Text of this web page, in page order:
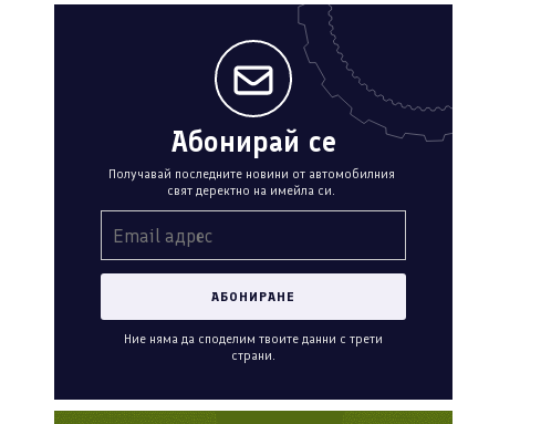
Абонирай се
Получавай последните новини от автомобилния
свят деректно на имейла си.
Ние няма да споделим твоите данни с трети
страни.